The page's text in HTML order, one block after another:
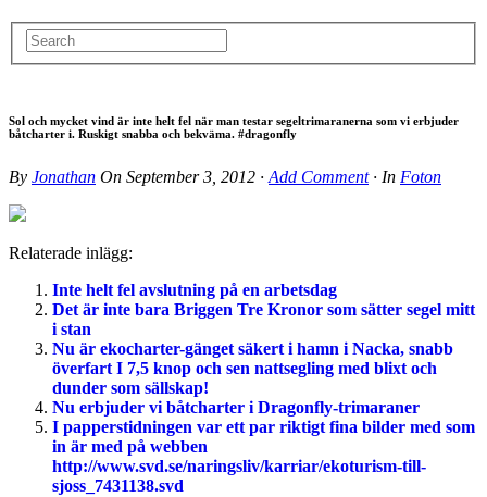
Sol och mycket vind är inte helt fel när man testar segeltrimaranerna som vi erbjuder
båtcharter i. Ruskigt snabba och bekväma. #dragonfly
By Jonathan On September 3, 2012 · Add Comment· In Foton
Relaterade inlägg:
Inte helt fel avslutning på en arbetsdag
Det är inte bara Briggen Tre Kronor som sätter segel mitt
i stan
Nu är ekocharter-gänget säkert i hamn i Nacka, snabb
överfart I 7,5 knop och sen nattsegling med blixt och
dunder som sällskap!
Nu erbjuder vi båtcharter i Dragonfly-trimaraner
I papperstidningen var ett par riktigt fina bilder med som
in är med på webben
http://www.svd.se/naringsliv/karriar/ekoturism-till-
sjoss_7431138.svd